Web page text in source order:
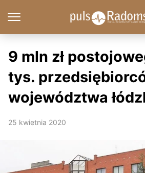
9 mln zł
tys.
województwa
25 kwietnia 2020